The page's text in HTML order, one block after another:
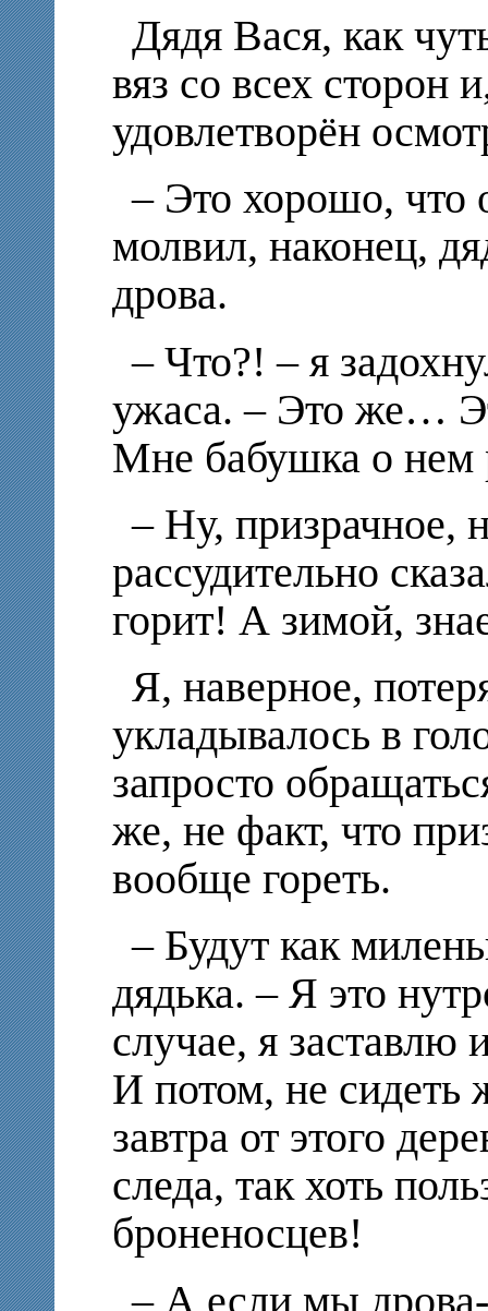
Дядя Вася, как
вяз со всех сторон
удовлетворён
– Это хорошо, что
молвил, наконец,
дрова.
– Что?! – я
ужаса. – Это же…
Мне бабушка о нем
– Ну, призрачное,
рассудительно
горит! А зимой,
Я, наверное,
укладывалось в
запросто
же, не факт, что
вообще гореть.
– Будут как
дядька. – Я это
случае, я заставлю
И потом, не
завтра от этого
следа, так хоть
броненосцев!
– А если мы